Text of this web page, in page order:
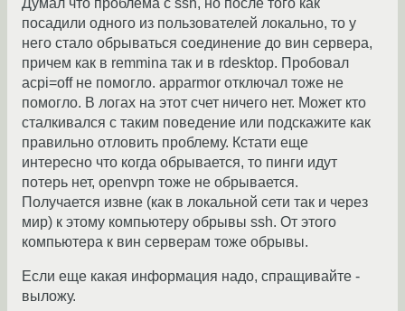
Думал что проблема с ssh, но после того как
посадили одного из пользователей локально, то у
него стало обрываться соединение до вин сервера,
причем как в remmina так и в rdesktop. Пробовал
acpi=off не помогло. apparmor отключал тоже не
помогло. В логах на этот счет ничего нет. Может кто
сталкивался с таким поведение или подскажите как
правильно отловить проблему. Кстати еще
интересно что когда обрывается, то пинги идут
потерь нет, openvpn тоже не обрывается.
Получается извне (как в локальной сети так и через
мир) к этому компьютеру обрывы ssh. От этого
компьютера к вин серверам тоже обрывы.
Если еще какая информация надо, спращивайте -
выложу.